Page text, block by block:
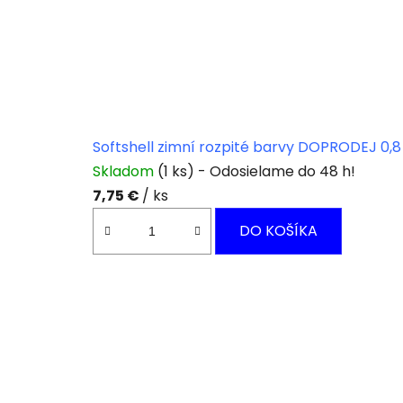
Softshell zimní rozpité barvy DOPRODEJ
Skladom (1 ks)
7,75 € / ks
DO KOŠÍKA